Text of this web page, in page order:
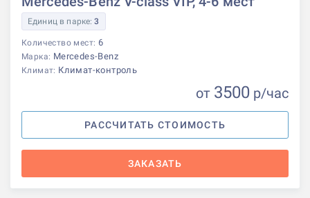
Единиц в парке:3
Количество мест: 6
Марка: Mercedes-Benz
Климат: Климат-контроль
от 3500 р/час
РАССЧИТАТЬ СТОИМОСТЬ
ЗАКАЗАТЬ